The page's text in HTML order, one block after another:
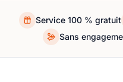
Service 100 % gratuit
Sans